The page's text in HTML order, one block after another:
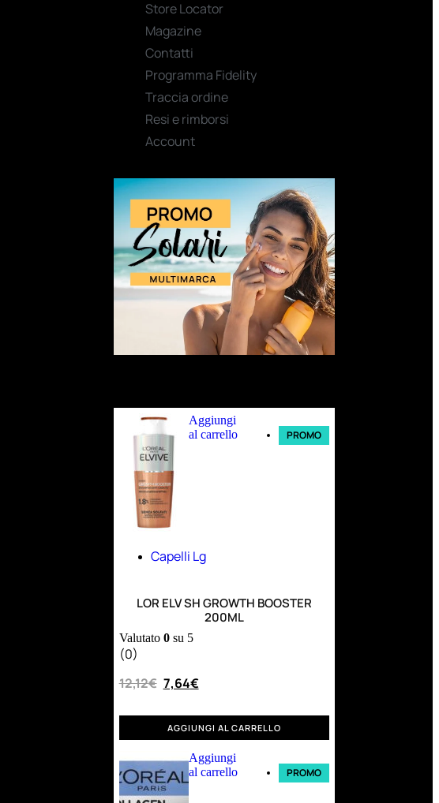
Store Locator
Magazine
Contatti
Programma Fidelity
Traccia ordine
Resi e rimborsi
Account
Aggiungi
al carrello
PROMO
Capelli Lg
LOR ELV SH GROWTH BOOSTER
200ML
Valutato 0su 5
(0)
12,12€ 7,64€
AGGIUNGI AL CARRELLO
Aggiungi
al carrello
PROMO